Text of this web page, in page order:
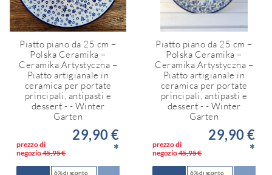
Piatto piano da 25 cm –
Polska Ceramika –
Ceramika Artystyczna –
Piatto artigianale in
ceramica per portate
principali, antipasti e
dessert - - Winter
Garten
prezzo di
negozio45,95 €
29,90 €
*
6% di sconto
Piatto piano da 25 cm –
Polska Ceramika –
Ceramika Artystyczna –
Piatto artigianale in
ceramica per portate
principali, antipasti e
dessert - - Winter
Garten
prezzo di
negozio45,95 €
29,90 €
*
6% di sconto